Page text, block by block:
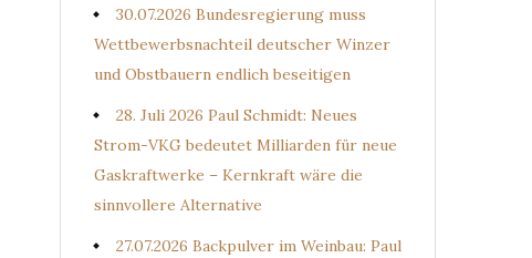
30.07.2026 Bundesregierung muss
Wettbewerbsnachteil deutscher Winzer
und Obstbauern endlich beseitigen
28. Juli 2026 Paul Schmidt: Neues
Strom-VKG bedeutet Milliarden für neue
Gaskraftwerke – Kernkraft wäre die
sinnvollere Alternative
27.07.2026 Backpulver im Weinbau: Paul